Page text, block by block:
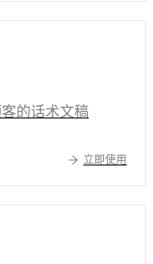
的话术文稿
立即使用